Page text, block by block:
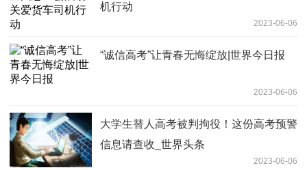
机行动
2023-06-06
“诚信高考”让青春无悔绽放|世界今日报
2023-06-06
大学生替人高考被判拘役！这份高考预警
信息请查收_世界头条
2023-06-06